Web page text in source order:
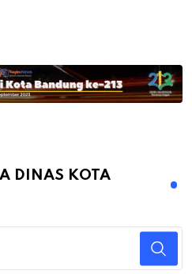
DINAS KOTA